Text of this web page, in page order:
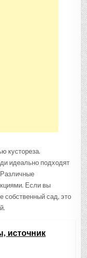
кустореза.
идеально подходят
Если вы
собственный сад, это
источник